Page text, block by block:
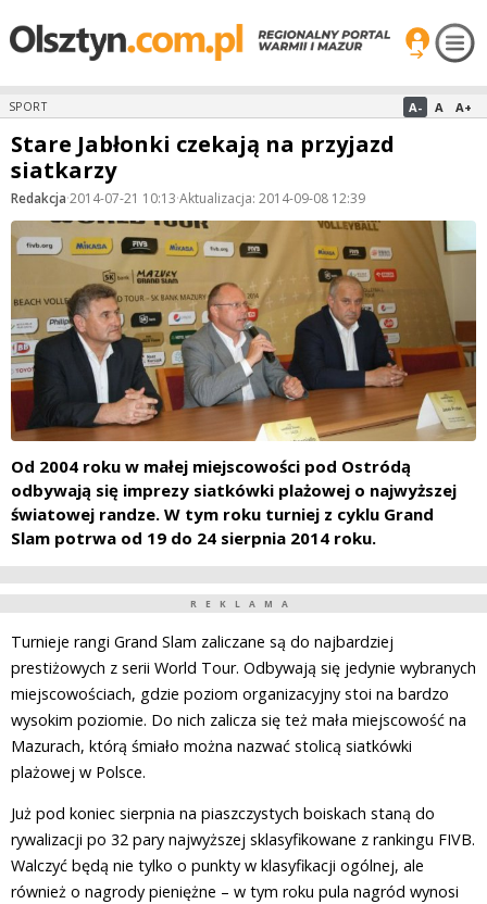
SPORT A- A A+
Stare Jabłonki czekają na przyjazd
siatkarzy
Redakcja·2014-07-21 10:13·Aktualizacja: 2014-09-08 12:39
Od 2004 roku w małej miejscowości pod Ostródą
odbywają się imprezy siatkówki plażowej o najwyższej
światowej randze. W tym roku turniej z cyklu Grand
Slam potrwa od 19 do 24 sierpnia 2014 roku.
REKLAMA
Turnieje rangi Grand Slam zaliczane są do najbardziej
prestiżowych z serii World Tour. Odbywają się jedynie wybranych
miejscowościach, gdzie poziom organizacyjny stoi na bardzo
wysokim poziomie. Do nich zalicza się też mała miejscowość na
Mazurach, którą śmiało można nazwać stolicą siatkówki
plażowej w Polsce.
Już pod koniec sierpnia na piaszczystych boiskach staną do
rywalizacji po 32 pary najwyższej sklasyfikowane z rankingu FIVB.
Walczyć będą nie tylko o punkty w klasyfikacji ogólnej, ale
również o nagrody pieniężne – w tym roku pula nagród wynosi